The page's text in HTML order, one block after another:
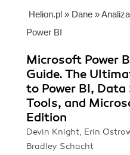
Helion.pl » Dane »
Power BI
Microsoft Power
Guide. The
to Power BI,
Tools, and
Edition
Devin Knight, Erin
Bradley Schacht